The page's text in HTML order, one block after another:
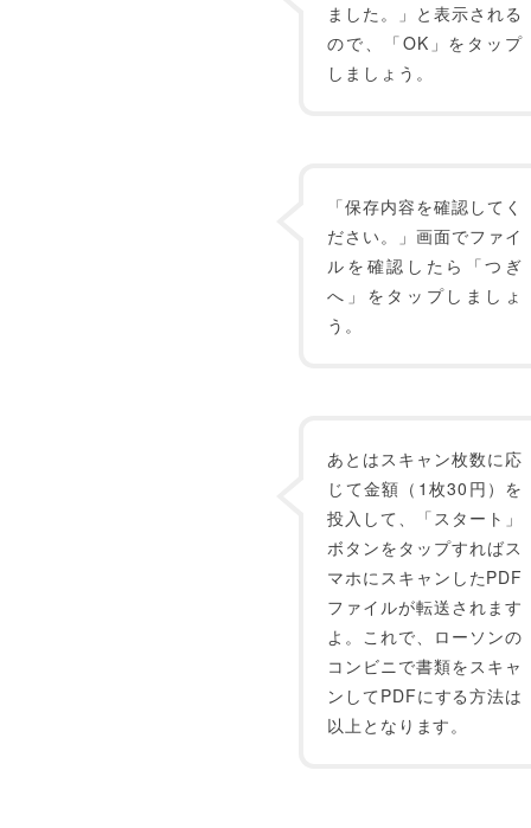
ました。」と表示される
ので、「OK」をタップ
しましょう。
「保存内容を確認してく
ださい。」画面でファイ
ルを確認したら「つぎ
へ」をタップしましょ
う。
あとはスキャン枚数に応
じて金額（1枚30円）を
投入して、「スタート」
ボタンをタップすればス
マホにスキャンしたPDF
ファイルが転送されます
よ。これで、ローソンの
コンビニで書類をスキャ
ンしてPDFにする方法は
以上となります。